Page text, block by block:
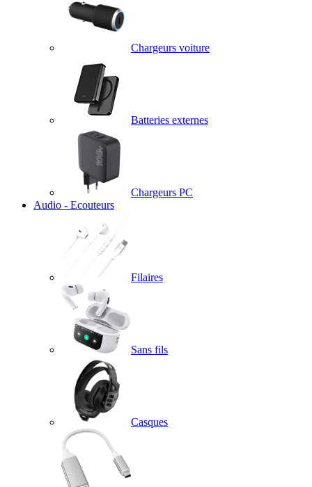
Chargeurs voiture
Batteries externes
Chargeurs PC
Audio - Ecouteurs
Filaires
Sans fils
Casques